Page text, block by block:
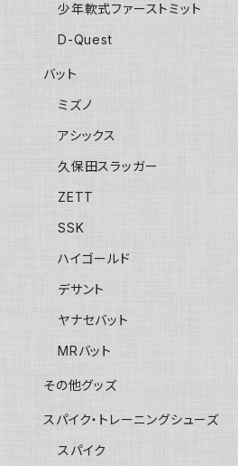
少年軟式ファーストミット
D-Quest
バット
ミズノ
アシックス
久保田スラッガー
ZETT
SSK
ハイゴールド
デサント
ヤナセバット
MRバット
その他グッズ
スパイク・トレーニングシューズ
スパイク